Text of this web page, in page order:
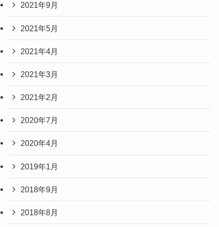
2021年9月
2021年5月
2021年4月
2021年3月
2021年2月
2020年7月
2020年4月
2019年1月
2018年9月
2018年8月